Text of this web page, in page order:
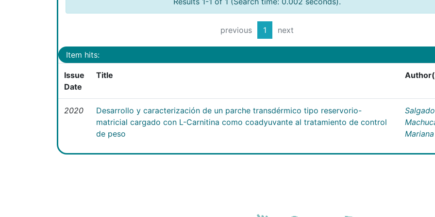
previous 1 next
Item hits:
Issue
Date
Title
2020
Desarrollo y caracterización de un parche transdérmico tipo reservorio-
matricial cargado con L-Carnitina como coadyuvante al tratamiento de control
de peso
Salgado
Mariana